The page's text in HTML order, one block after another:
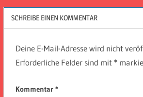
SCHREIBE EINEN KOMMENTAR
Deine E-Mail-Adresse wird nicht
Erforderliche Felder sind mit *
Kommentar *